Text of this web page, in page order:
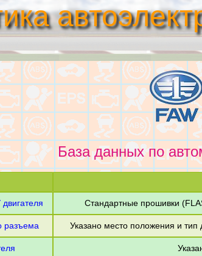
База данных по
Стандартные прошивки
разъема Указано место положения и